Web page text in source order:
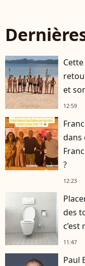
et
12:59
dans
?
12:23
des
c’est
11:47
Paul